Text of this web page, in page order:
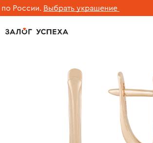
России. Выбрать украшение